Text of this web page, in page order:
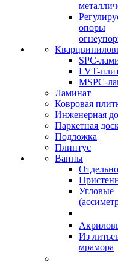
опоры
SPC-
LVT-
MSPC-
Ламинат
Ковровая
Инженерная
Паркетная
Подложка
Плинтус
Ванны
Угловые
Из
мрамора